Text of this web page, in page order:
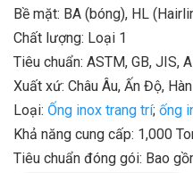
Bề mặt: BA (bóng), HL
Chất lượng: Loại 1
Tiêu chuẩn: ASTM, GB, JIS,
Xuất xứ: Châu Âu, Ấn Độ,
Loại: Ống inox trang trí; ống
Khả năng cung cấp: 1,000
Tiêu chuẩn đóng gói: Bao